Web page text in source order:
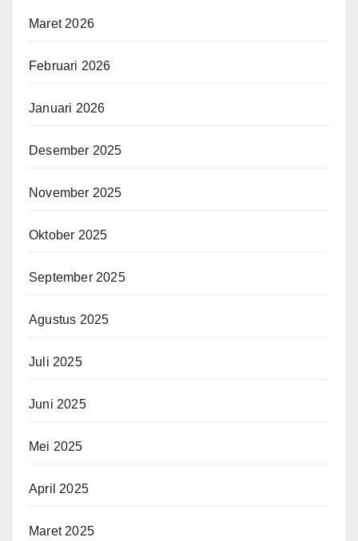
Maret 2026
Februari 2026
Januari 2026
Desember 2025
November 2025
Oktober 2025
September 2025
Agustus 2025
Juli 2025
Juni 2025
Mei 2025
April 2025
Maret 2025